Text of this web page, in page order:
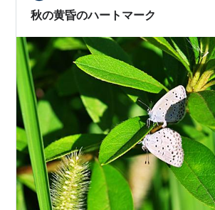
り、 2011年の東日本大震災…
秋の黄昏のハートマーク